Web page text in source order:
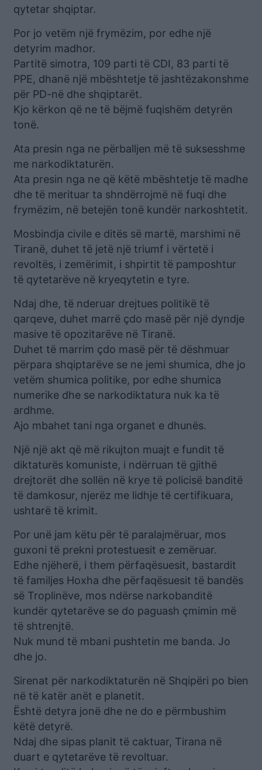
qytetar shqiptar.
Por jo vetëm një frymëzim, por edhe një
detyrim madhor.
Partitë simotra, 109 parti të CDI, 83 parti të
PPE, dhanë një mbështetje të jashtëzakonshme
për PD-në dhe shqiptarët.
Kjo kërkon që ne të bëjmë fuqishëm detyrën
tonë.
Ata presin nga ne përballjen më të suksesshme
me narkodiktaturën.
Ata presin nga ne që këtë mbështetje të madhe
dhe të merituar ta shndërrojmë në fuqi dhe
frymëzim, në betejën tonë kundër narkoshtetit.
Mosbindja civile e ditës së martë, marshimi në
Tiranë, duhet të jetë një triumf i vërtetë i
revoltës, i zemërimit, i shpirtit të pamposhtur
të qytetarëve në kryeqytetin e tyre.
Ndaj dhe, të nderuar drejtues politikë të
qarqeve, duhet marrë çdo masë për një dyndje
masive të opozitarëve në Tiranë.
Duhet të marrim çdo masë për të dëshmuar
përpara shqiptarëve se ne jemi shumica, dhe jo
vetëm shumica politike, por edhe shumica
numerike dhe se narkodiktatura nuk ka të
ardhme.
Ajo mbahet tani nga organet e dhunës.
Një një akt që më rikujton muajt e fundit të
diktaturës komuniste, i ndërruan të gjithë
drejtorët dhe sollën në krye të policisë banditë
të damkosur, njerëz me lidhje të certifikuara,
ushtarë të krimit.
Por unë jam këtu për të paralajmëruar, mos
guxoni të prekni protestuesit e zemëruar.
Edhe njëherë, i them përfaqësuesit, bastardit
të familjes Hoxha dhe përfaqësuesit të bandës
së Troplinëve, mos ndërse narkobanditë
kundër qytetarëve se do paguash çmimin më
të shtrenjtë.
Nuk mund të mbani pushtetin me banda. Jo
dhe jo.
Sirenat për narkodiktaturën në Shqipëri po bien
në të katër anët e planetit.
Është detyra jonë dhe ne do e përmbushim
këtë detyrë.
Ndaj dhe sipas planit të caktuar, Tirana në
duart e qytetarëve të revoltuar.